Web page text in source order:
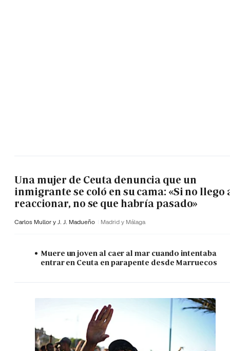
Una mujer de Ceuta denuncia que un
inmigrante se coló en su cama: «Si no llego
reaccionar, no se que habría pasado»
Carlos Mullor y J. J. Madueño Madrid y Málaga
Muere un joven al caer al mar cuando intentaba
entrar en Ceuta en parapente desde Marruecos